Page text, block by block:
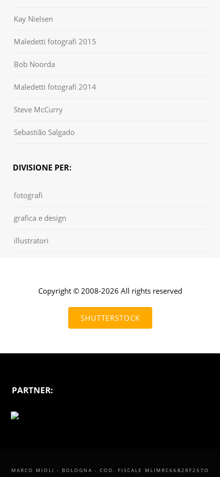
Kay Nielsen
Maledetti fotografi 2015
Bob Noorda
Maledetti fotografi 2014
Steve McCurry
Sebastião Salgado
DIVISIONE PER:
fotografi
grafica e design
illustratori
Copyright © 2008-2026 All rights reserved
SHUTTERSTOCK
PARTNER:
MARCO MIOLI - BOLOGNA - COD. FISCALE MLIMRC66B28F257O